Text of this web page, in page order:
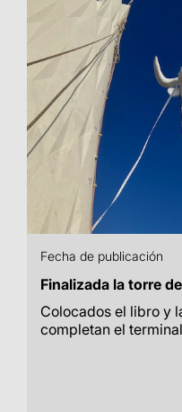
Fecha de publicación
Finalizada la torre
Colocados el libro y
completan el